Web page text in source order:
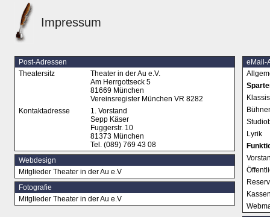
Impressum
Post-Adressen
Theatersitz
Theater in der Au e.V.
Am Herrgottseck 5
81669 München
Vereinsregister München VR 8282
Kontaktadresse
1. Vorstand
Sepp Käser
Fuggerstr. 10
81373 München
Tel. (089) 769 43 08
Webdesign
Mitglieder Theater in der Au e.V
Fotografie
Mitglieder Theater in der Au e.V
eMail-
Lyrik